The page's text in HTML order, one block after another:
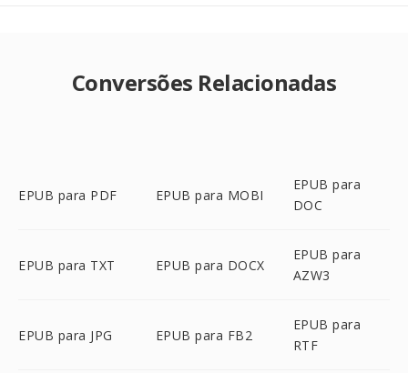
Conversões Relacionadas
EPUB para PDF EPUB para MOBI
EPUB para
DOC
EPUB para TXT EPUB para DOCX
EPUB para
AZW3
EPUB para JPG EPUB para FB2
EPUB para
RTF